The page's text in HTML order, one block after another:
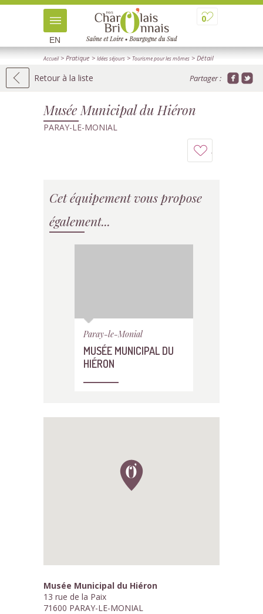
0
EN
Accueil> Pratique > Idées séjours > Tourisme pour les mômes > Détail
Retour à la liste Partager :
Musée Municipal du Hiéron
PARAY-LE-MONIAL
Cet équipement vous propose
également...
Paray-le-Monial
MUSÉE MUNICIPAL DU
HIÉRON
Musée Municipal du Hiéron
13 rue de la Paix
71600 PARAY-LE-MONIAL